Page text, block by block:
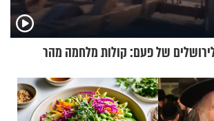
של פעם: קולות מלחמה מהר